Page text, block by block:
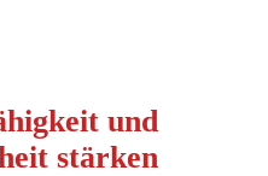
und
stärken